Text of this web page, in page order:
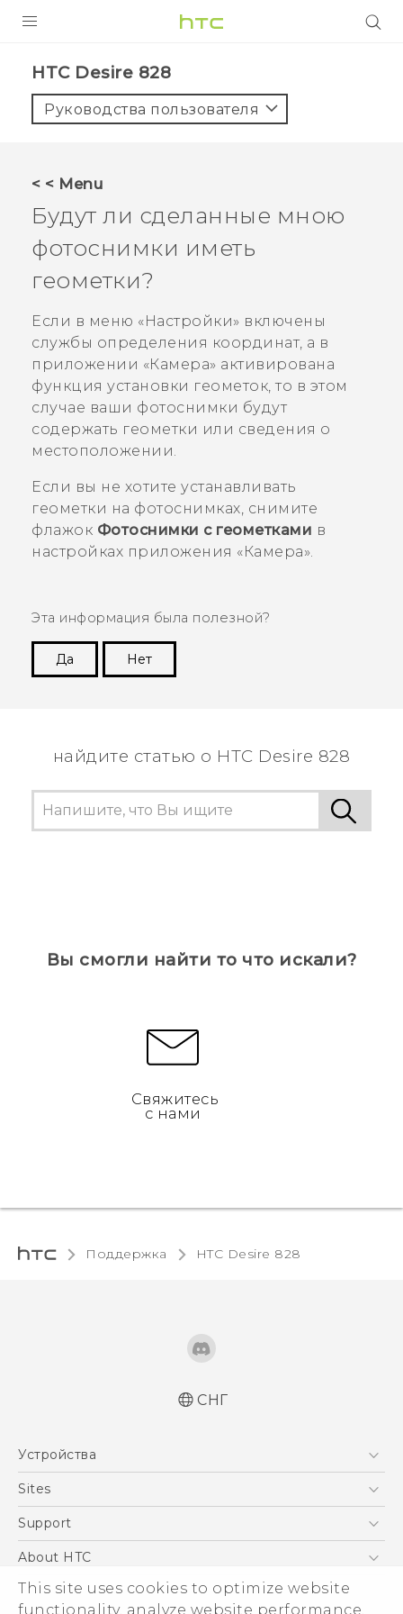
This site uses cookies to optimize website
functionality, analyze website performance,
5G
VIVERSE
ПОДДЕРЖКА
HTC Desire 828‎
Руководства пользователя
< < Menu
Будут ли сделанные мною
фотоснимки иметь
геометки?
Если в меню «Настройки» включены
службы определения координат, а в
приложении «Камера» активирована
функция установки геометок, то в этом
случае ваши фотоснимки будут
содержать геометки или сведения о
местоположении.
Если вы не хотите устанавливать
геометки на фотоснимках, снимите
флажок Фотоснимки с геометками в
настройках приложения «Камера».
Эта информация была полезной?
Да
Нет
найдите статью о HTC Desire 828
Вы смогли найти то что искали?
Свяжитесь
с нами
Поддержка HTC Desire 828‎
Русский - Руководство пользователя
Русский - Руководство по безопасности и
соответствию стандартам
Қазақ - жұмысты бастау нұсқаулығы
Қазақ - Пайдаланушы нұсқаулығы
ақпараты
СНГ
Устройства
5G
EXODUS
VIVE
Sites
HTC Dev
Support
ПОДДЕРЖКА
About HTC
ESG